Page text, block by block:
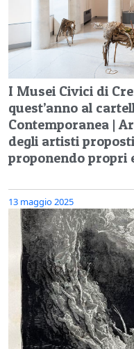
I Musei Civici di
quest’anno al
Contemporanea |
degli artisti
proponendo propri
13 maggio 2025